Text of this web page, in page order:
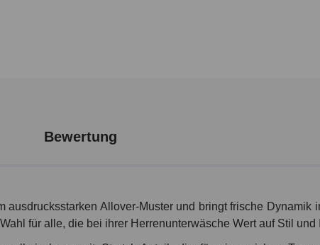
Bewertung
Allover-Muster und bringt frische
für alle, die bei ihrer Herrenunterwäsche Wert auf Stil